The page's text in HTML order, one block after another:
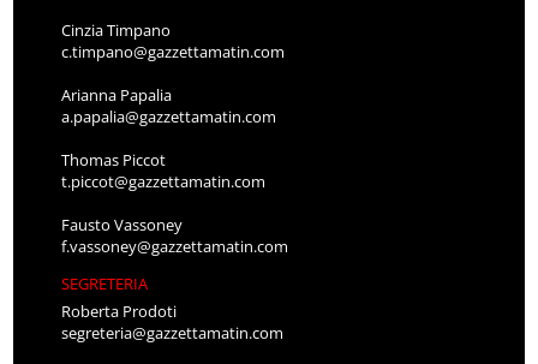
Cinzia Timpano
c.timpano@gazzettamatin.com
Arianna Papalia
a.papalia@gazzettamatin.com
Thomas Piccot
t.piccot@gazzettamatin.com
Fausto Vassoney
f.vassoney@gazzettamatin.com
SEGRETERIA
Roberta Prodoti
segreteria@gazzettamatin.com